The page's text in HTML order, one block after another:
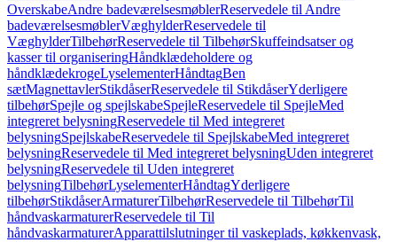
OverskabeAndre badeværelsesmøblerReservedele til Andre
badeværelsesmøblerVæghylderReservedele til
VæghylderTilbehørReservedele til TilbehørSkuffeindsatser og
kasser til organiseringHåndklædeholdere og
håndklædekrogeLyselementerHåndtagBen
sætMagnettavlerStikdåserReservedele til StikdåserYderligere
tilbehørSpejle og spejlskabeSpejleReservedele til SpejleMed
integreret belysningReservedele til Med integreret
belysningSpejlskabeReservedele til SpejlskabeMed integreret
belysningReservedele til Med integreret belysningUden integreret
belysningReservedele til Uden integreret
belysningTilbehørLyselementerHåndtagYderligere
tilbehørStikdåserArmaturerTilbehørReservedele til TilbehørTil
håndvaskarmaturerReservedele til Til
håndvaskarmaturerApparattilslutninger til vaskeplads, køkkenvask,